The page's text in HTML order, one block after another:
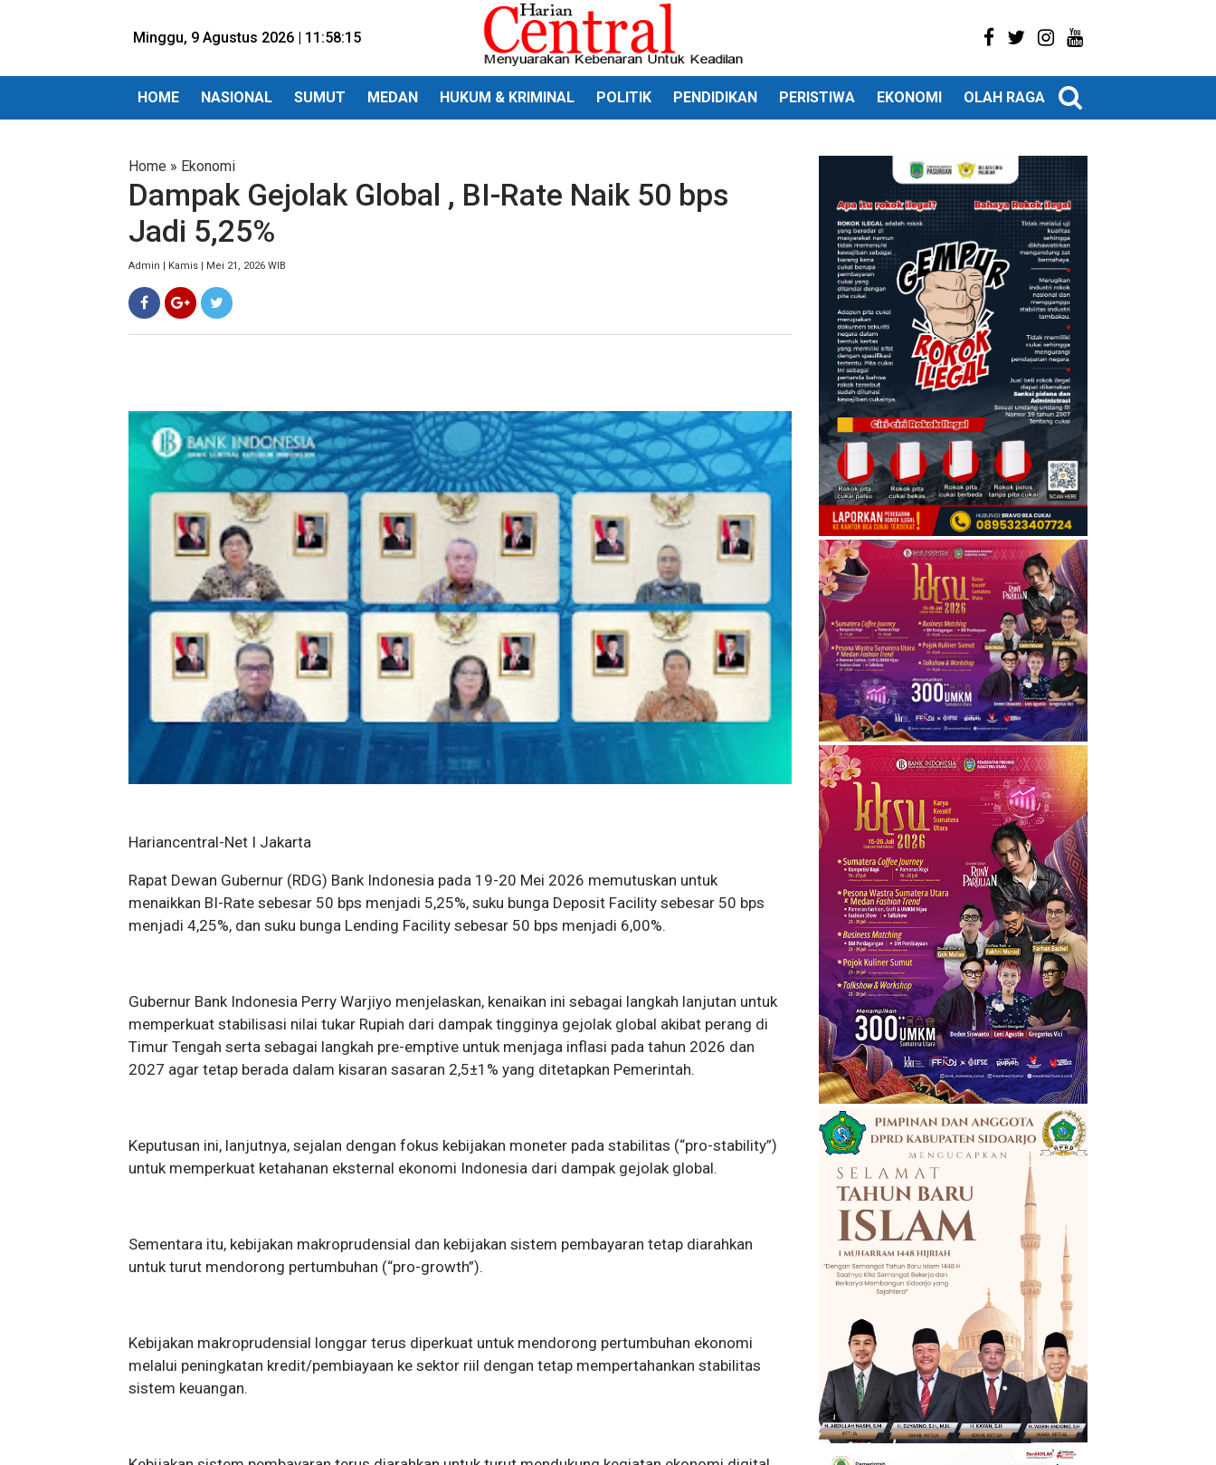
Minggu, 9 Agustus 2026 | 11:58:16
HOME NASIONAL SUMUT MEDAN HUKUM & KRIMINAL POLITIK PENDIDIKAN PERISTIWA EKONOMI OLAH RAGA
Home » Ekonomi
Dampak Gejolak Global , BI-Rate Naik 50 bps
Jadi 5,25%
Admin | Kamis | Mei 21, 2026 WIB
Hariancentral-Net I Jakarta
Rapat Dewan Gubernur (RDG) Bank Indonesia pada 19-20 Mei 2026 memutuskan untuk
menaikkan BI-Rate sebesar 50 bps menjadi 5,25%, suku bunga Deposit Facility sebesar 50 bps
menjadi 4,25%, dan suku bunga Lending Facility sebesar 50 bps menjadi 6,00%.
Gubernur Bank Indonesia Perry Warjiyo menjelaskan, kenaikan ini sebagai langkah lanjutan untuk
memperkuat stabilisasi nilai tukar Rupiah dari dampak tingginya gejolak global akibat perang di
Timur Tengah serta sebagai langkah pre-emptive untuk menjaga inflasi pada tahun 2026 dan
2027 agar tetap berada dalam kisaran sasaran 2,5±1% yang ditetapkan Pemerintah.
Keputusan ini, lanjutnya, sejalan dengan fokus kebijakan moneter pada stabilitas (“pro-stability”)
untuk memperkuat ketahanan eksternal ekonomi Indonesia dari dampak gejolak global.
Sementara itu, kebijakan makroprudensial dan kebijakan sistem pembayaran tetap diarahkan
untuk turut mendorong pertumbuhan (“pro-growth”).
Kebijakan makroprudensial longgar terus diperkuat untuk mendorong pertumbuhan ekonomi
melalui peningkatan kredit/pembiayaan ke sektor riil dengan tetap mempertahankan stabilitas
sistem keuangan.